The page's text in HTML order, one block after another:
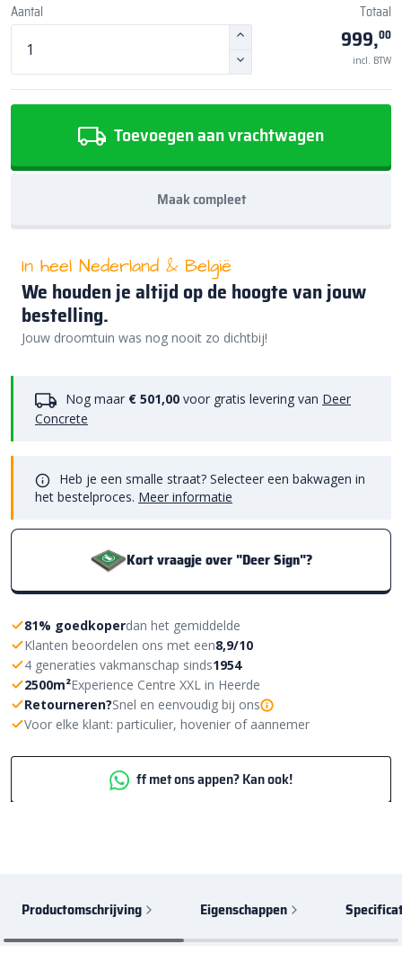
Aantal Totaal
999,00
incl. BTW
Toevoegen aan vrachtwagen
Maak compleet
In heel Nederland & België
We houden je altijd op de hoogte van jouw
bestelling.
Jouw droomtuin was nog nooit zo dichtbij!
Nog maar € 501,00 voor gratis levering van Deer
Concrete
Heb je een smalle straat? Selecteer een bakwagen in
het bestelproces. Meer informatie
Kort vraagje over "Deer Sign"?
81% goedkoperdan het gemiddelde
Klanten beoordelen ons met een8,9/10
4 generaties vakmanschap sinds1954
2500m²Experience Centre XXL in Heerde
Retourneren?Snel en eenvoudig bij ons
Voor elke klant: particulier, hovenier of aannemer
ff met ons appen? Kan ook!
Productomschrijving Eigenschappen